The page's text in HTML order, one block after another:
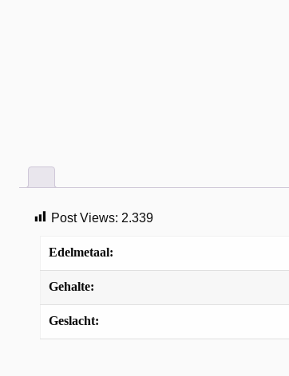
Post Views: 2.339
Edelmetaal:
Gehalte:
Geslacht: